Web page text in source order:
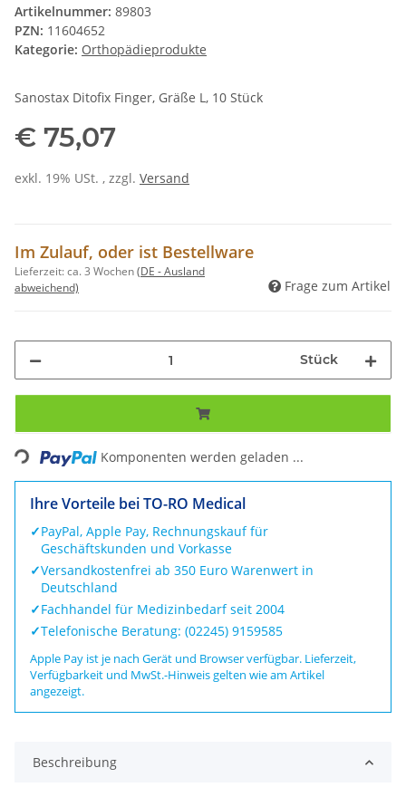
Artikelnummer: 89803
PZN: 11604652
Kategorie: Orthopädieprodukte
Sanostax Ditofix Finger, Gräße L, 10 Stück
€ 75,07
exkl. 19% USt. , zzgl. Versand
Im Zulauf, oder ist Bestellware
Lieferzeit:ca. 3 Wochen(DE - Ausland
abweichend)
Frage zum Artikel
Stück
Loading... Komponenten werden geladen ...
Ihre Vorteile bei TO-RO Medical
✓PayPal, Apple Pay, Rechnungskauf für
Geschäftskunden und Vorkasse
✓Versandkostenfrei ab 350 Euro Warenwert in
Deutschland
✓Fachhandel für Medizinbedarf seit 2004
✓Telefonische Beratung: (02245) 9159585
Apple Pay ist je nach Gerät und Browser verfügbar. Lieferzeit,
Verfügbarkeit und MwSt.-Hinweis gelten wie am Artikel
angezeigt.
Beschreibung